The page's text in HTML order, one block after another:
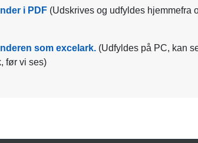
i PDF (Udskrives og udfyldes hjemmefra
som excelark. (Udfyldes på PC, kan
før vi ses)